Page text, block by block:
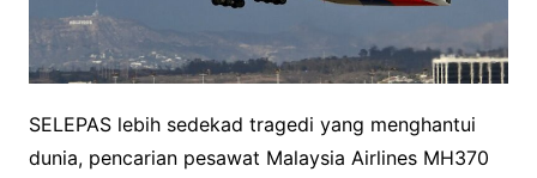
SELEPAS lebih sedekad tragedi yang menghantui
dunia, pencarian pesawat Malaysia Airlines MH370